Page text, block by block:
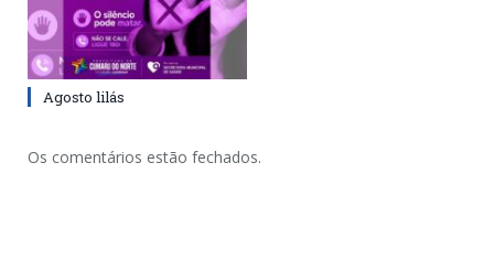
Agosto lilás
Os comentários estão fechados.